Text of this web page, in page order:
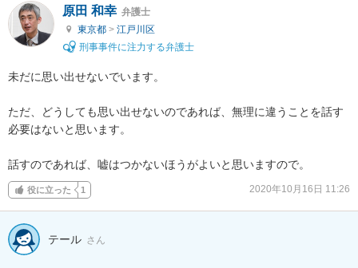
原田 和幸 弁護士
東京都 > 江戸川区
刑事事件に注力する弁護士
未だに思い出せないでいます。
ただ、どうしても思い出せないのであれば、無理に違うことを話す
必要はないと思います。
話すのであれば、嘘はつかないほうがよいと思いますので。
役に立った 1 2020年10月16日 11:26
テール さん